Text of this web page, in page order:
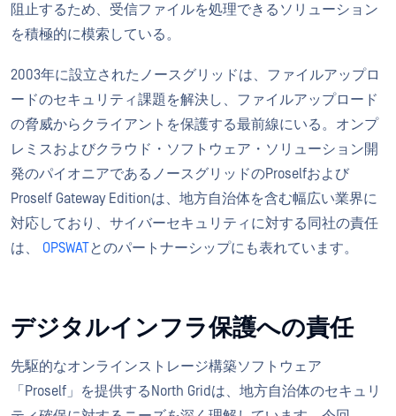
阻止するため、受信ファイルを処理できるソリューション
を積極的に模索している。
2003年に設立されたノースグリッドは、ファイルアップロ
ードのセキュリティ課題を解決し、ファイルアップロード
の脅威からクライアントを保護する最前線にいる。オンプ
レミスおよびクラウド・ソフトウェア・ソリューション開
発のパイオニアであるノースグリッドのProselfおよび
Proself Gateway Editionは、地方自治体を含む幅広い業界に
対応しており、サイバーセキュリティに対する同社の責任
は、 OPSWATとのパートナーシップにも表れています。
デジタルインフラ保護への責任
先駆的なオンラインストレージ構築ソフトウェア
「Proself」を提供するNorth Gridは、地方自治体のセキュリ